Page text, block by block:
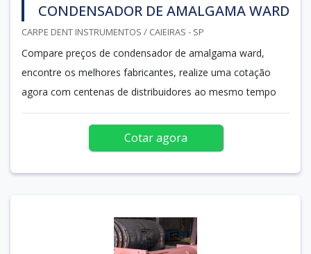
CONDENSADOR DE AMALGAMA WARD
CARPE DENT INSTRUMENTOS / CAIEIRAS - SP
Compare preços de condensador de amalgama ward,
encontre os melhores fabricantes, realize uma cotação
agora com centenas de distribuidores ao mesmo tempo
Cotar agora